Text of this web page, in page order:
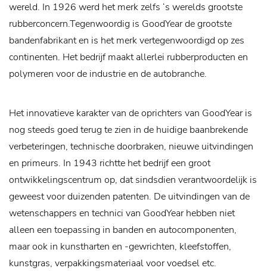
wereld. In 1926 werd het merk zelfs ‘s werelds grootste
rubberconcern.Tegenwoordig is GoodYear de grootste
bandenfabrikant en is het merk vertegenwoordigd op zes
continenten. Het bedrijf maakt allerlei rubberproducten en
polymeren voor de industrie en de autobranche.
Het innovatieve karakter van de oprichters van GoodYear is
nog steeds goed terug te zien in de huidige baanbrekende
verbeteringen, technische doorbraken, nieuwe uitvindingen
en primeurs. In 1943 richtte het bedrijf een groot
ontwikkelingscentrum op, dat sindsdien verantwoordelijk is
geweest voor duizenden patenten. De uitvindingen van de
wetenschappers en technici van GoodYear hebben niet
alleen een toepassing in banden en autocomponenten,
maar ook in kunstharten en -gewrichten, kleefstoffen,
kunstgras, verpakkingsmateriaal voor voedsel etc.